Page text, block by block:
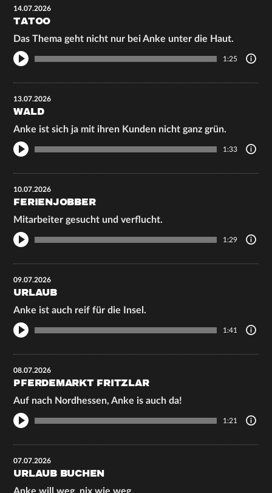
14.07.2026
TATOO
Das Thema geht nicht nur bei Anke unter die Haut.
1:25
13.07.2026
WALD
Anke ist sich ja mit ihren Kunden nicht ganz grün.
1:33
10.07.2026
FERIENJOBBER
Mitarbeiter gesucht und verflucht.
1:29
09.07.2026
URLAUB
Anke ist auch reif für die Insel.
1:41
08.07.2026
PFERDEMARKT FRITZLAR
Auf nach Nordhessen, Anke is auch da!
1:21
07.07.2026
URLAUB BUCHEN